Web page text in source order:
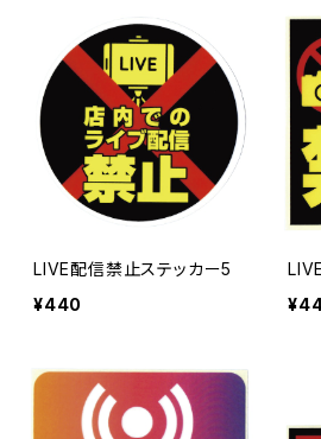
LIVE配信禁止ステッカー5
¥440